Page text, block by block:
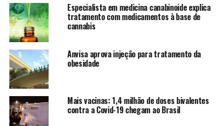
Especialista em medicina canabinoide explica
tratamento com medicamentos à base de
cannabis
Anvisa aprova injeção para tratamento da
obesidade
Mais vacinas: 1,4 milhão de doses bivalentes
contra a Covid-19 chegam ao Brasil